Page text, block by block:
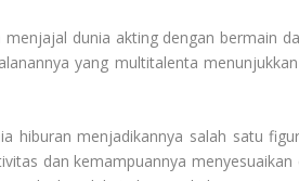
menjajal dunia akting dengan bermain
yang multitalenta
hiburan menjadikannya salah satu
dan kemampuannya